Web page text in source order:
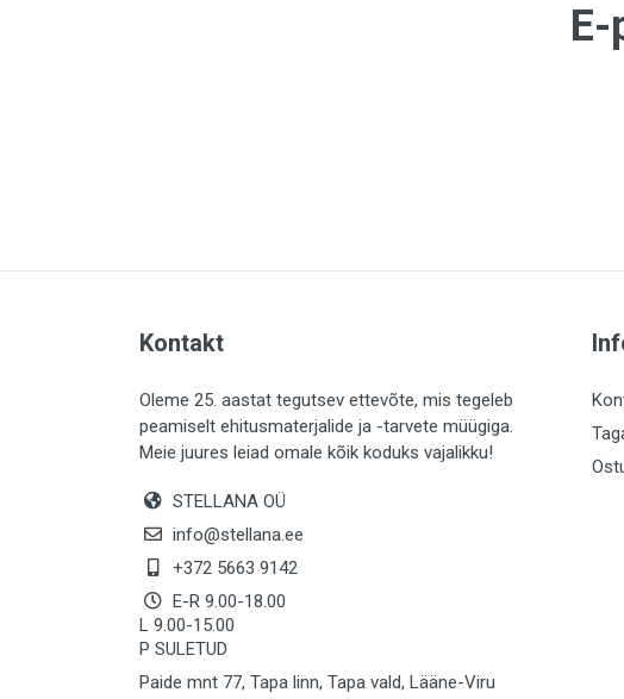
LIISTUD (183)
KIVID (31)
KATTED (132)
MAALRITARBED (1025)
SOOJUSTUS (16)
KEEMIA (220)
TÖÖRIIDED (117)
SAUN (8)
Kontakt
Oleme 25. aastat tegutsev ettevõte, mis tegeleb
peamiselt ehitusmaterjalide ja -tarvete müügiga.
Meie juures leiad omale kõik koduks vajalikku!
STELLANA OÜ
info@stellana.ee
+372 5663 9142
E-R 9.00-18.00
L 9.00-15.00
P SULETUD
Paide mnt 77, Tapa linn, Tapa vald, Lääne-Viru